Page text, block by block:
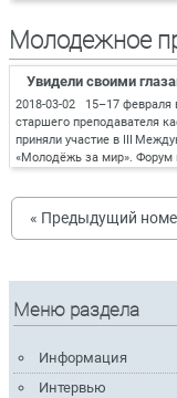
Молодежное
Увидели своими
2018-03-02 15–17 февраля
старшего преподавателя
приняли участие в III
«Молодёжь за мир». Форум
« Предыдущий
Меню раздела
Информация
Интервью